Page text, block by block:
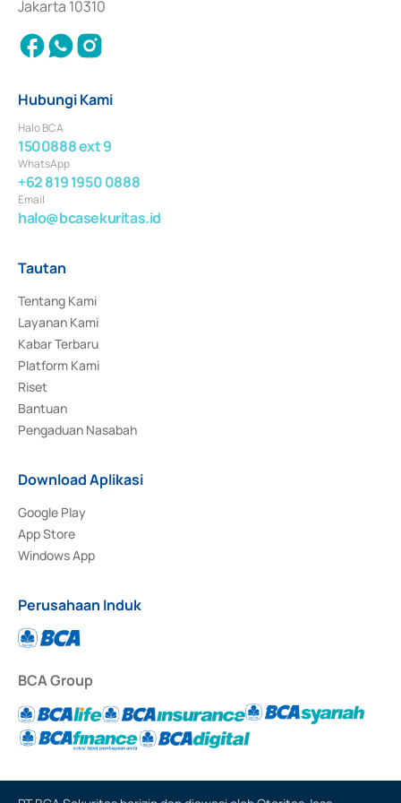
Jakarta 10310
Hubungi Kami
Halo BCA
1500888 ext 9
WhatsApp
+62 819 1950 0888
Email
halo@bcasekuritas.id
Tautan
Tentang Kami
Layanan Kami
Kabar Terbaru
Platform Kami
Riset
Bantuan
Pengaduan Nasabah
Download Aplikasi
Google Play
App Store
Windows App
Perusahaan Induk
BCA Group